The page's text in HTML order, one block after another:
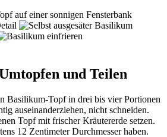
und Teilen
Basilikum-Topf in drei bis vier Portionen
auseinanderziehen, nicht schneiden.
Topf mit frischer Kräutererde setzen.
12 Zentimeter Durchmesser haben.